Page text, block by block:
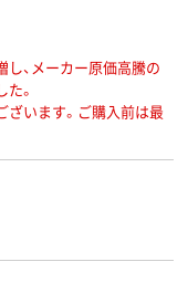
、メーカー原価高騰の
。
います。ご購入前は最